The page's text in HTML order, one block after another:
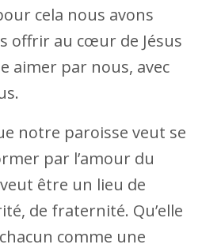
cela nous avons
offrir au cœur de Jésus
aimer par nous, avec
notre paroisse veut se
par l’amour du
être un lieu de
de fraternité. Qu’elle
comme une